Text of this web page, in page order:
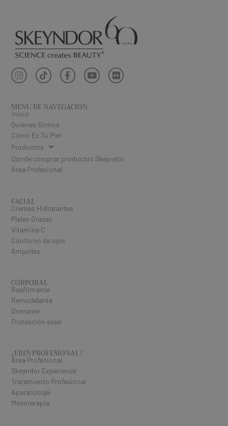
MENÚ DE NAVEGACIÓN
inicio
Quienes Somos
Cómo Es Tu Piel
Productos
Dónde comprar productos Skeyndor
Área Profesional
FACIAL
Cremas Hidratantes
Pieles Grasas
Vitamina C
Contorno de ojos
Ampollas
CORPORAL
Reafirmante
Remodelante
Drenante
Protección solar
¿ERES PROFESIONAL​?
Área Profesional
Skeyndor Experience
Tratamiento Profesional
Aparatología
Mesoterapia